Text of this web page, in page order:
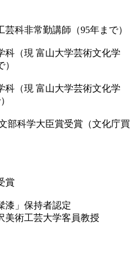
科非常勤講師（95年まで）
科（現 富山大学芸術文化学
科（現 富山大学芸術文化学
部科学大臣賞受賞（文化庁買
賞
漆」保持者認定
美術工芸大学客員教授